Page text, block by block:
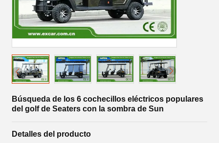
Búsqueda de los 6 cochecillos eléctricos populares
del golf de Seaters con la sombra de Sun
Detalles del producto